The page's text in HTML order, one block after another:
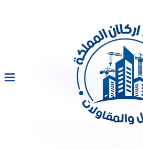
بالرياض
0533334179 عزل صيانة